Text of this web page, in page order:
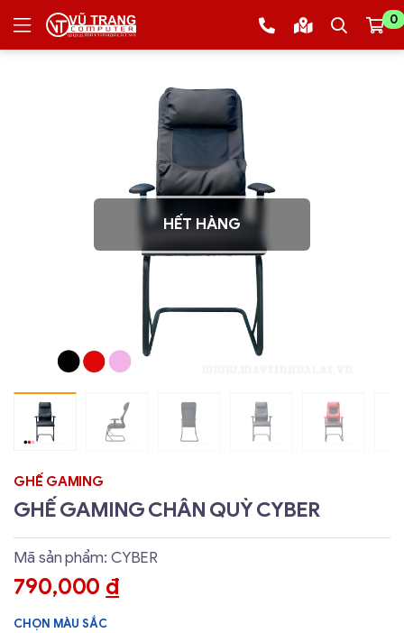
0
HẾT HÀNG
GHẾ GAMING
GHẾ GAMING CHÂN QUỲ CYBER
Mã sản phẩm: CYBER
790,000 đ
CHỌN MÀU SẮC